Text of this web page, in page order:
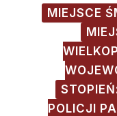
MIEJSCE
POLICJI